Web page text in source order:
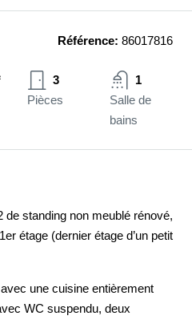
Référence: 86017816
3
Pièces
1
Salle de
bains
standing non meublé rénové,
étage (dernier étage d’un petit
une cuisine entièrement
WC suspendu, deux